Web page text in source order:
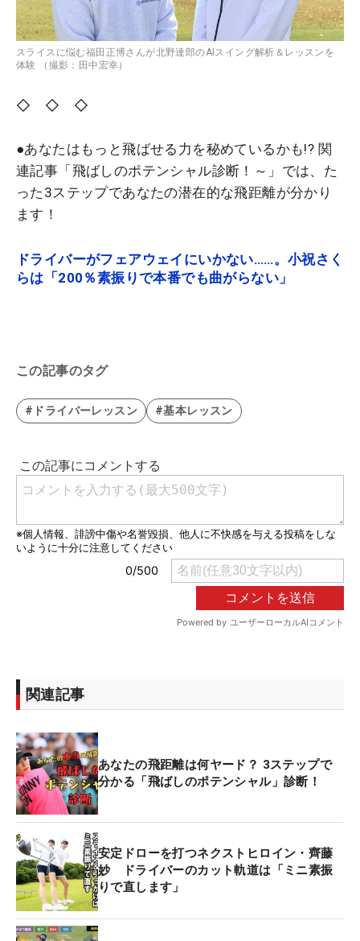
スライスに悩む福田正博さんが北野達郎のAIスイング解析＆レッスンを
体験 （撮影：田中宏幸）
◇ ◇ ◇
●あなたはもっと飛ばせる力を秘めているかも!? 関
連記事「飛ばしのポテンシャル診断！～」では、た
った3ステップであなたの潜在的な飛距離が分かり
ます！
ドライバーがフェアウェイにいかない……。小祝さく
らは「200％素振りで本番でも曲がらない」
この記事のタグ
#ドライバーレッスン #基本レッスン
関連記事
あなたの飛距離は何ヤード？ 3ステップで
分かる「飛ばしのポテンシャル」診断！
安定ドローを打つネクストヒロイン・齊藤
妙 ドライバーのカット軌道は「ミニ素振
りで直します」